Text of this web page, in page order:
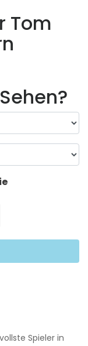
Tom
Spieler in